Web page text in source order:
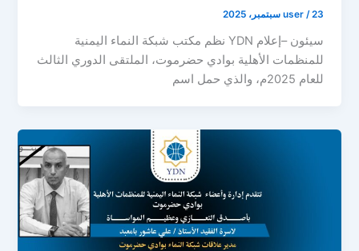
user /23 سبتمبر، 2025
سيئون –إعلام YDN نظم مكتب شبكة النماء اليمنية
للمنظمات الأهلية بوادي حضرموت، الملتقى الدوري الثالث
للعام 2025م، والذي حمل اسم